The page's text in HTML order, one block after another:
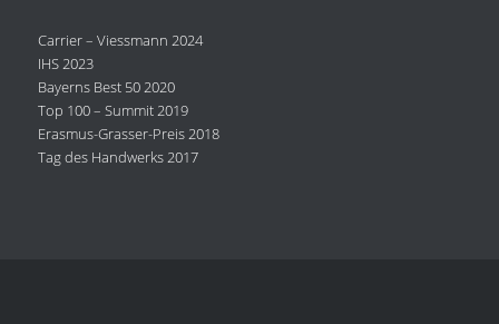
Carrier – Viessmann 2024
IHS 2023
Bayerns Best 50 2020
Top 100 – Summit 2019
Erasmus-Grasser-Preis 2018
Tag des Handwerks 2017